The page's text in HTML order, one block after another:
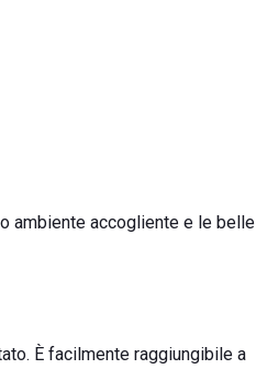
ambiente accogliente e le belle
È facilmente raggiungibile a